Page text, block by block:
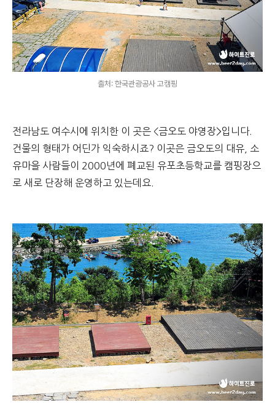
출처: 한국관광공사 고캠핑
전라남도 여수시에 위치한 이 곳은 <금오도 야영장>입니다.
건물의 형태가 어딘가 익숙하시죠? 이곳은 금오도의 대유, 소
유마을 사람들이 2000년에 폐교된 유포초등학교를 캠핑장으
로 새로 단장해 운영하고 있는데요.